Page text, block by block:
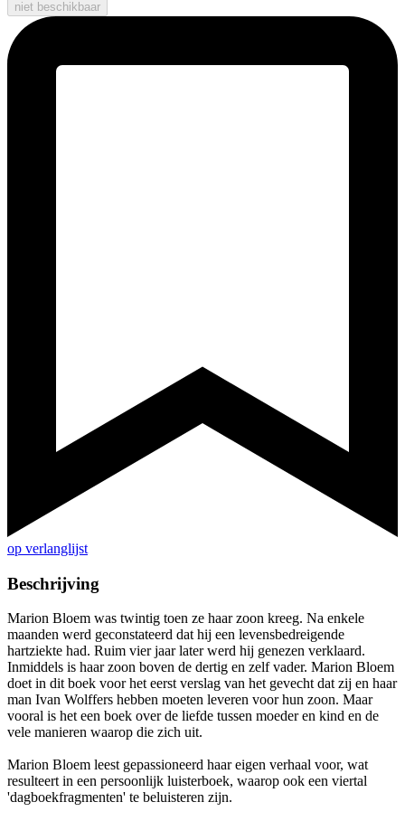
niet beschikbaar
op verlanglijst
Beschrijving
Marion Bloem was twintig toen ze haar zoon kreeg. Na enkele
maanden werd geconstateerd dat hij een levensbedreigende
hartziekte had. Ruim vier jaar later werd hij genezen verklaard.
Inmiddels is haar zoon boven de dertig en zelf vader. Marion Bloem
doet in dit boek voor het eerst verslag van het gevecht dat zij en haar
man Ivan Wolffers hebben moeten leveren voor hun zoon. Maar
vooral is het een boek over de liefde tussen moeder en kind en de
vele manieren waarop die zich uit.
Marion Bloem leest gepassioneerd haar eigen verhaal voor, wat
resulteert in een persoonlijk luisterboek, waarop ook een viertal
'dagboekfragmenten' te beluisteren zijn.